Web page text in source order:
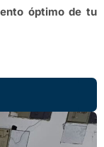
óptimo de tu